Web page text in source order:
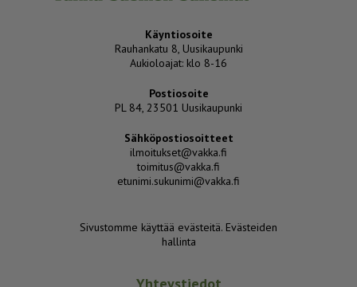
Käyntiosoite
Rauhankatu 8, Uusikaupunki
Aukioloajat: klo 8-16
Postiosoite
PL 84, 23501 Uusikaupunki
Sähköpostiosoitteet
ilmoitukset@vakka.fi
toimitus@vakka.fi
etunimi.sukunimi@vakka.fi
Sivustomme käyttää evästeitä. Evästeiden
hallinta
Yhteystiedot